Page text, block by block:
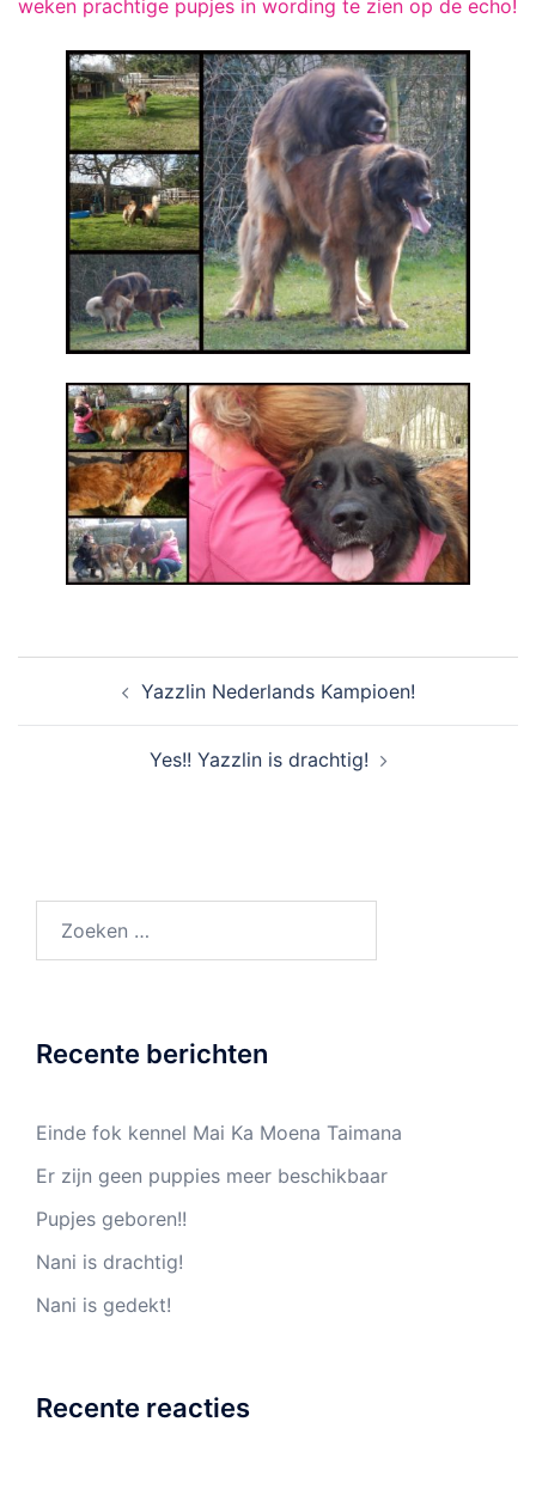
weken prachtige pupjes in wording te zien op de echo!
navigatie Yazzlin Nederlands Kampioen!
Yes!! Yazzlin is drachtig!
naar:
Recente berichten
Einde fok kennel Mai Ka Moena Taimana
Er zijn geen puppies meer beschikbaar
Pupjes geboren!!
Nani is drachtig!
Nani is gedekt!
Recente reacties